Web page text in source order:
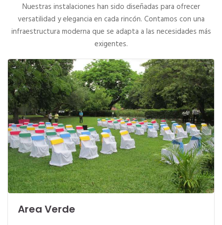
Nuestras instalaciones han sido diseñadas para ofrecer
versatilidad y elegancia en cada rincón. Contamos con una
infraestructura moderna que se adapta a las necesidades más
exigentes.
Area Verde